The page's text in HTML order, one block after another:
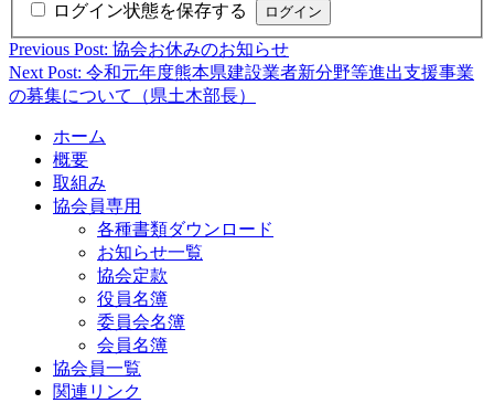
ログイン状態を保存する
投
稿
Previous Post: 協会お休みのお知らせ
Next Post: 令和元年度熊本県建設業者新分野等進出支援事業
の募集について（県土木部長）
ホーム
概要
取組み
協会員専用
各種書類ダウンロード
お知らせ一覧
協会定款
役員名簿
委員会名簿
会員名簿
協会員一覧
関連リンク